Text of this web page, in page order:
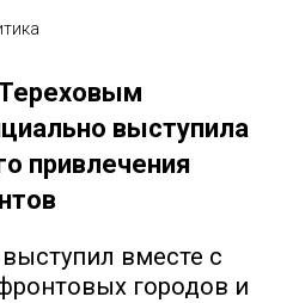
выступила
привлечения
вместе с
городов и